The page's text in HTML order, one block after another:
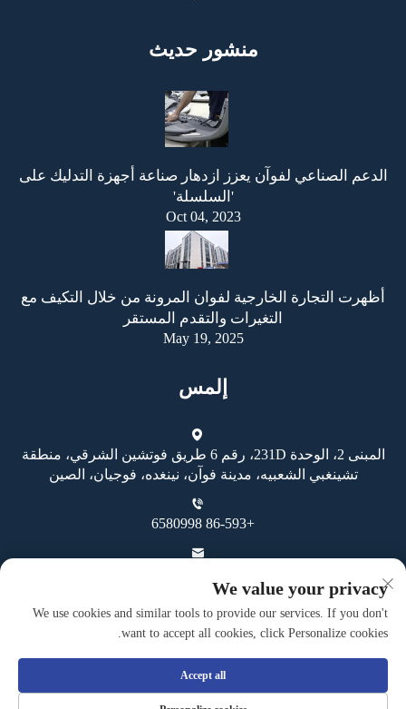
منشور حديث
الدعم الصناعي لفوآن يعزز ازدهار صناعة أجهزة التدليك على
'السلسلة'
Oct 04, 2023
أظهرت التجارة الخارجية لفوان المرونة من خلال التكيف مع
التغيرات والتقدم المستقر
May 19, 2025
إلمس
المبنى 2، الوحدة 231D، رقم 6 طريق فوتشين الشرقي، منطقة
تشينغبي الشعبيه، مدينة فوآن، نينغده، فوجيان، الصين
+86-593 6580998
حقوق النسخ محفوظة © شركة فوان غوهينغ للصناعة والتجارة
We value your privacy
We use cookies and similar tools to provide our services. If you don't
want to accept all cookies, click Personalize cookies.
Accept all